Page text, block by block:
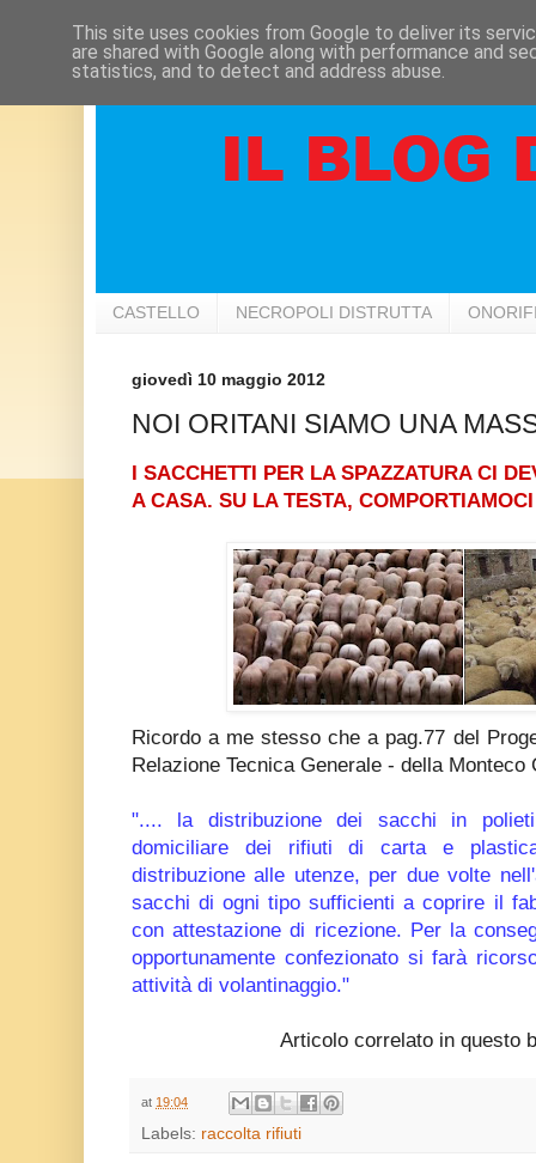
CASTELLO NECROPOLI DISTRUTTA
giovedì 10 maggio 2012
NOI ORITANI SIAMO UNA
I SACCHETTI PER LA SPAZZATURA CI
A CASA. SU LA TESTA,
Ricordo a me stesso che a pag.77 del
Relazione Tecnica Generale - della
".... la distribuzione dei sacchi in
domiciliare dei rifiuti di carta e
distribuzione alle utenze, per due volte
sacchi di ogni tipo sufficienti a coprire il
con attestazione di ricezione. Per la
opportunamente confezionato si farà
attività di volantinaggio."
Articolo correlato in questo
at 19:04
Labels: raccolta rifiuti
This site uses cookies from Google to deliver its
are shared with Google along with performance and
statistics, and to detect and address abuse.